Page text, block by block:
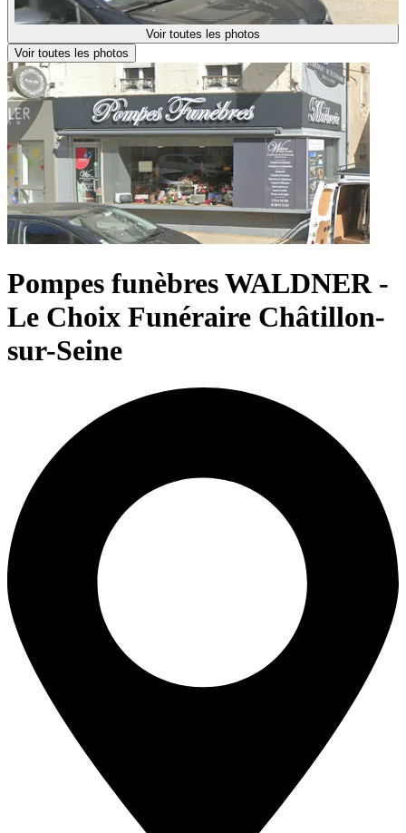
Voir toutes les photos
Voir toutes les photos
Pompes funèbres WALDNER -
Le Choix Funéraire Châtillon-
sur-Seine